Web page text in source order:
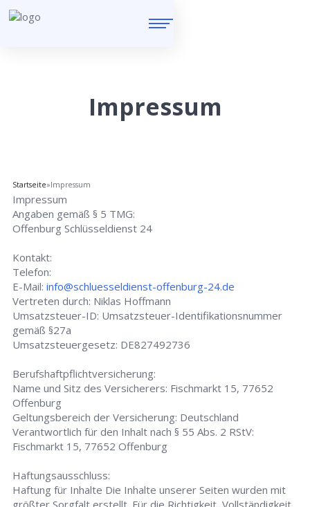
Impressum
Startseite»Impressum
Impressum
Angaben gemäß § 5 TMG:
Offenburg Schlüsseldienst 24
Kontakt:
Telefon:
E-Mail:info@schluesseldienst-offenburg-24.de
Vertreten durch: Niklas Hoffmann
Umsatzsteuer-ID: Umsatzsteuer-Identifikationsnummer
gemäß §27a
Umsatzsteuergesetz: DE827492736
Berufshaftpflichtversicherung:
Name und Sitz des Versicherers: Fischmarkt 15, 77652
Offenburg
Geltungsbereich der Versicherung: Deutschland
Verantwortlich für den Inhalt nach § 55 Abs. 2 RStV:
Fischmarkt 15, 77652 Offenburg
Haftungsausschluss:
Haftung für Inhalte Die Inhalte unserer Seiten wurden mit
größter Sorgfalt erstellt. Für die Richtigkeit, Vollständigkeit